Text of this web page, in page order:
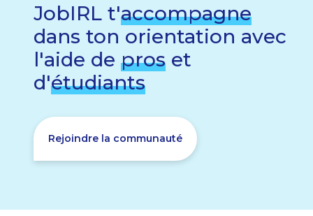
JobIRL t'accompagne
dans ton orientation avec
l'aide de pros et
d'étudiants
Rejoindre la communauté